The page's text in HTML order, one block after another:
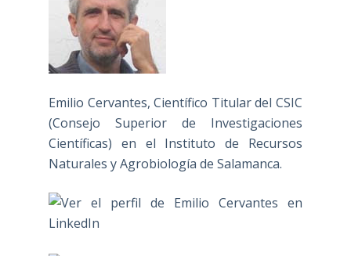
Emilio Cervantes, Científico Titular del CSIC
(Consejo Superior de Investigaciones
Científicas) en el Instituto de Recursos
Naturales y Agrobiología de Salamanca.